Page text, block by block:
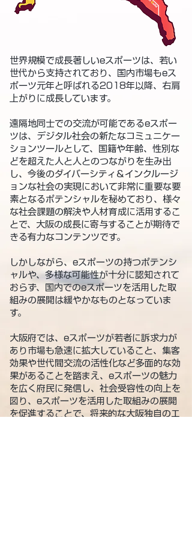
世界規模で成長著しいeスポーツは、若い
世代から支持されており、国内市場もeス
ポーツ元年と呼ばれる2018年以降、右肩
上がりに成長しています。
遠隔地同士での交流が可能であるeスポー
ツは、デジタル社会の新たなコミュニケー
ションツールとして、国籍や年齢、性別な
どを超えた人と人とのつながりを生み出
し、今後のダイバーシティ＆インクルージ
ョンな社会の実現において非常に重要な要
素となるポテンシャルを秘めており、様々
な社会課題の解決や人材育成に活用するこ
とで、大阪の成長に寄与することが期待で
きる有力なコンテンツです。
しかしながら、eスポーツの持つポテンシ
ャルや、多様な可能性が十分に認知されて
おらず、国内でのeスポーツを活用した取
組みの展開は緩やかなものとなっていま
す。
大阪府では、eスポーツが若者に訴求力が
あり市場も急速に拡大していること、集客
効果や世代間交流の活性化など多面的な効
果があることを踏まえ、eスポーツの魅力
を広く府民に発信し、社会受容性の向上を
図り、eスポーツを活用した取組みの展開
を促進することで、将来的な大阪独自のエ